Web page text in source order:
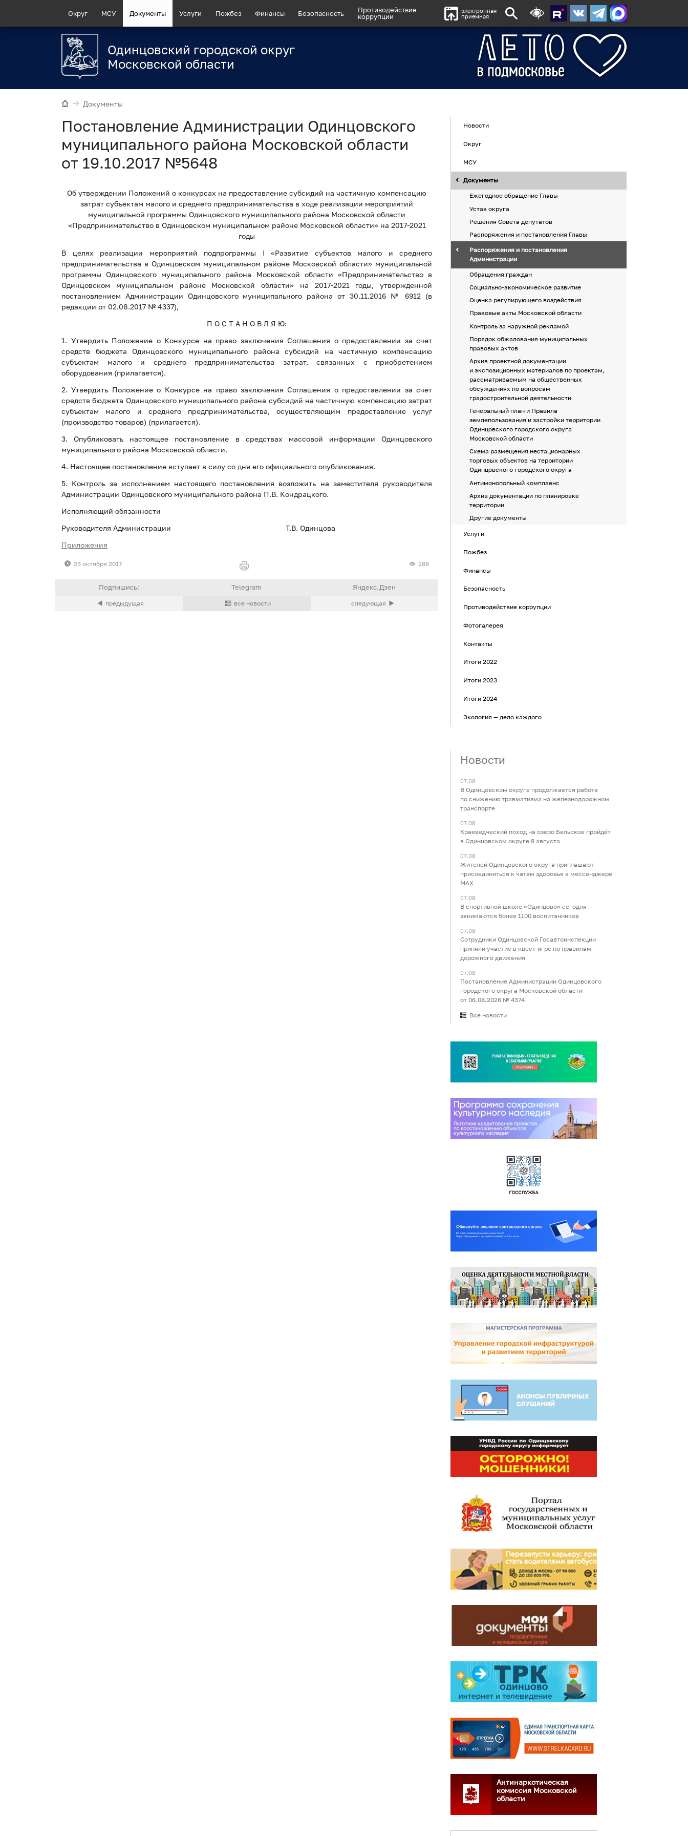
Округ МСУ Документы Услуги Пожбез Финансы Безопасность
Противодействие
коррупции
электронная
приемная
Одинцовский городской округ
Московской области
Документы
Постановление Администрации Одинцовского
муниципального района Московской области
от 19.10.2017 №5648
Об утверждении Положений о конкурсах на предоставление субсидий на частичную компенсацию
затрат субъектам малого и среднего предпринимательства в ходе реализации мероприятий
муниципальной программы Одинцовского муниципального района Московской области
«Предпринимательство в Одинцовском муниципальном районе Московской области» на 2017-2021
годы
В целях реализации мероприятий подпрограммы I «Развитие субъектов малого и среднего
предпринимательства в Одинцовском муниципальном районе Московской области» муниципальной
программы Одинцовского муниципального района Московской области «Предпринимательство в
Одинцовском муниципальном районе Московской области» на 2017-2021 годы, утвержденной
постановлением Администрации Одинцовского муниципального района от 30.11.2016 № 6912 (в
редакции от 02.08.2017 № 4337),
П О С Т А Н О В Л Я Ю:
1. Утвердить Положение о Конкурсе на право заключения Соглашения о предоставлении за счет
средств бюджета Одинцовского муниципального района субсидий на частичную компенсацию
субъектам малого и среднего предпринимательства затрат, связанных с приобретением
оборудования (прилагается).
2. Утвердить Положение о Конкурсе на право заключения Соглашения о предоставлении за счет
средств бюджета Одинцовского муниципального района субсидий на частичную компенсацию затрат
субъектам малого и среднего предпринимательства, осуществляющим предоставление услуг
(производство товаров) (прилагается).
3. Опубликовать настоящее постановление в средствах массовой информации Одинцовского
муниципального района Московской области.
4. Настоящее постановление вступает в силу со дня его официального опубликования.
5. Контроль за исполнением настоящего постановления возложить на заместителя руководителя
Администрации Одинцовского муниципального района П.В. Кондрацкого.
Исполняющий обязанности
Руководителя Администрации Т.В. Одинцова
Приложения
23 октября 2017 288
Новости
Округ
МСУ
Документы
Ежегодное обращение Главы
Устав округа
Решения Совета депутатов
Распоряжения и постановления Главы
Распоряжения и постановления
Администрации
Обращения граждан
Социально-экономическое развитие
Оценка регулирующего воздействия
Правовые акты Московской области
Контроль за наружной рекламой
Порядок обжалования муниципальных
правовых актов
Архив проектной документации
и экспозиционных материалов по проектам,
рассматриваемым на общественных
обсуждениях по вопросам
градостроительной деятельности
Генеральный план и Правила
землепользования и застройки территории
Одинцовского городского округа
Московской области
Схема размещения нестационарных
торговых объектов на территории
Одинцовского городского округа
Антимонопольный комплаенс
Архив документации по планировке
территории
Другие документы
Услуги
Пожбез
Финансы
Безопасность
Противодействие коррупции
Фотогалерея
Контакты
Итоги 2022
Итоги 2023
Итоги 2024
Экология — дело каждого
Новости
07.08
В Одинцовском округе продолжается работа
по снижению травматизма на железнодорожном
транспорте
07.08
Краеведческий поход на озеро Бельское пройдёт
в Одинцовском округе 8 августа
07.08
Жителей Одинцовского округа приглашают
присоединиться к чатам здоровья в мессенджере
МАХ
07.08
В спортивной школе «Одинцово» сегодня
занимаются более 1100 воспитанников
07.08
Сотрудники Одинцовской Госавтоинспекции
приняли участие в квест-игре по правилам
дорожного движения
07.08
Постановление Администрации Одинцовского
городского округа Московской области
от 06.08.2026 № 4374
Все новости
Антинаркотическая
комиссия Московской
области